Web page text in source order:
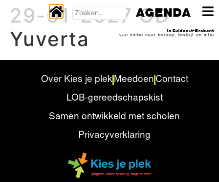
29-01-2027 OD
Yuverta
Over Kies je plek Meedoen Contact
LOB-gereedschapskist
Samen ontwikkeld met scholen
Privacyverklaring
AGENDA
In Zuidoost-Brabant
van vmbo naar beroep, bedrijf en mbo